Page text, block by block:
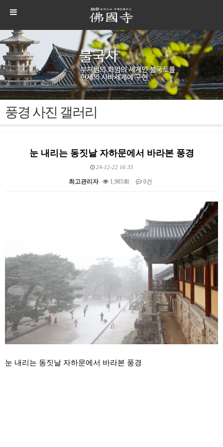
풍경 사진 갤러리
눈 내리는 동짓날 자하문에서 바라본 풍경
24-12-22 16:35
최고관리자 1,985회 0건
눈 내리는 동짓날 자하문에서 바라본 풍경